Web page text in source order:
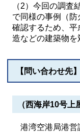
（2）今回の調査
で同様の事例（
確認するため、
造などの建築物を
【問い合わせ先】
（西海岸10号上
港湾空港局港営